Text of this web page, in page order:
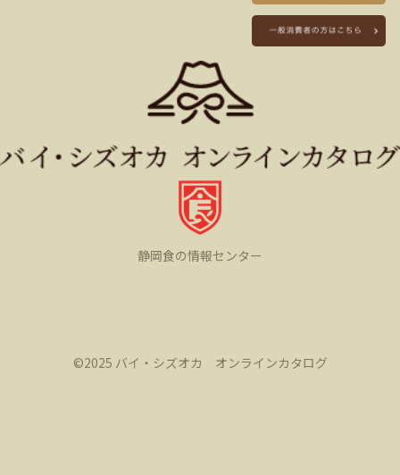
静岡食の情報センター
©️2025 バイ・シズオカ オンラインカタログ